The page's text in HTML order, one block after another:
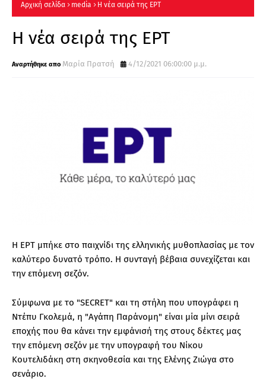
Αρχική σελίδα media Η νέα σειρά της ΕΡΤ
Η νέα σειρά της ΕΡΤ
Μαρία Πρατσή 4/12/2021 06:00:00 μ.μ.
Η ΕΡΤ μπήκε στο παιχνίδι της ελληνικής μυθοπλασίας με τον
καλύτερο δυνατό τρόπο. Η συνταγή βέβαια συνεχίζεται και
την επόμενη σεζόν.
Σύμφωνα με το "SECRET" και τη στήλη που υπογράφει η
Ντέπυ Γκολεμά, η "Αγάπη Παράνομη" είναι μία μίνι σειρά
εποχής που θα κάνει την εμφάνισή της στους δέκτες μας
την επόμενη σεζόν με την υπογραφή του Νίκου
Κουτελιδάκη στη σκηνοθεσία και της Ελένης Ζιώγα στο
σενάριο.